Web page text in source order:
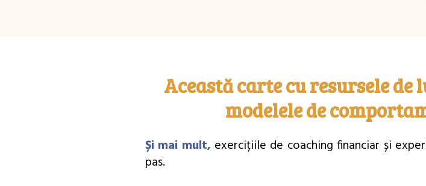
Această carte cu resursele
modelele de
Și mai mult, exercițiile de coaching financiar și
pas.